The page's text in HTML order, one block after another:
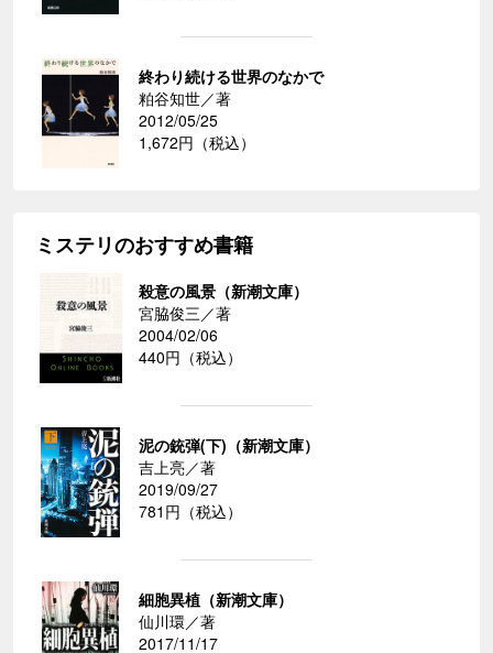
終わり続ける世界のなかで
粕谷知世／著
2012/05/25
1,672円（税込）
ミステリのおすすめ書籍
殺意の風景（新潮文庫）
宮脇俊三／著
2004/02/06
440円（税込）
泥の銃弾(下)（新潮文庫）
吉上亮／著
2019/09/27
781円（税込）
細胞異植（新潮文庫）
仙川環／著
2017/11/17